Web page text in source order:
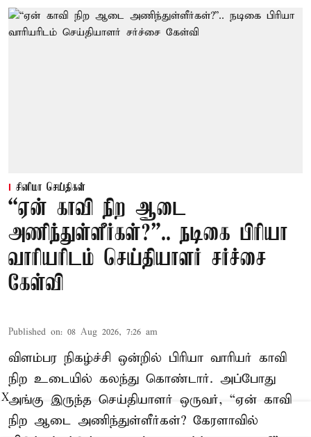
சினிமா செய்திகள்
“ஏன் காவி நிற ஆடை
அணிந்துள்ளீர்கள்?”.. நடிகை பிரியா
வாரியரிடம் செய்தியாளர் சர்ச்சை
கேள்வி
Published on: 08 Aug 2026, 7:26 am
விளம்பர நிகழ்ச்சி ஒன்றில் பிரியா வாரியர் காவி
நிற உடையில் கலந்து கொண்டார். அப்போது
அங்கு இருந்த செய்தியாளர் ஒருவர், “ஏன் காவி
நிற ஆடை அணிந்துள்ளீர்கள்? கேரளாவில்
X